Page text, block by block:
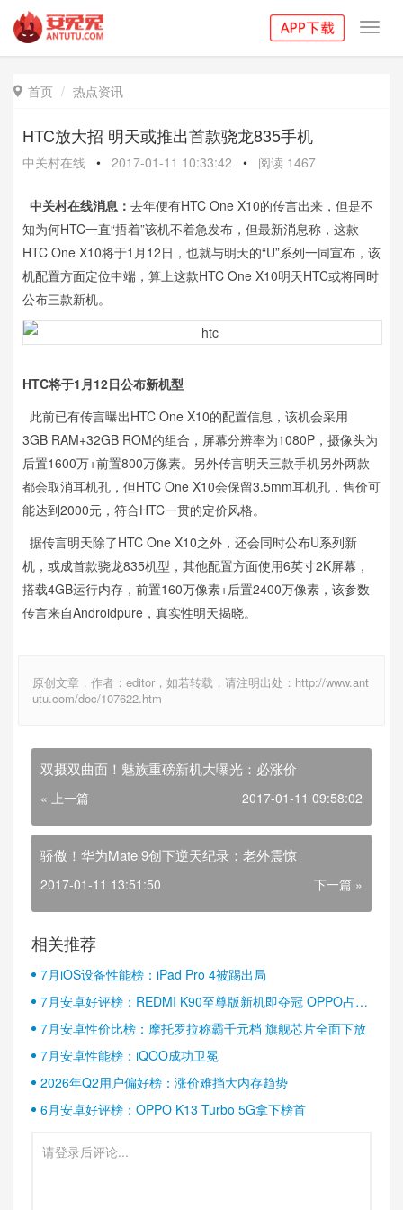
 首页 热点资讯
HTC放大招 明天或推出首款骁龙835手机
中关村在线 • 2017-01-11 10:33:42 • 阅读 1467
中关村在线消息： 去年便有HTC One X10的传言出来，但是不
知为何HTC一直“捂着”该机不着急发布，但最新消息称，这款
HTC One X10将于1月12日，也就与明天的“U”系列一同宣布，该
机配置方面定位中端，算上这款HTC One X10明天HTC或将同时
公布三款新机。
HTC将于1月12日公布新机型
此前已有传言曝出HTC One X10的配置信息，该机会采用
3GB RAM+32GB ROM的组合，屏幕分辨率为1080P，摄像头为
后置1600万+前置800万像素。另外传言明天三款手机另外两款
都会取消耳机孔，但HTC One X10会保留3.5mm耳机孔，售价可
能达到2000元，符合HTC一贯的定价风格。
据传言明天除了HTC One X10之外，还会同时公布U系列新
机，或成首款骁龙835机型，其他配置方面使用6英寸2K屏幕，
搭载4GB运行内存，前置160万像素+后置2400万像素，该参数
传言来自Androidpure，真实性明天揭晓。
原创文章，作者：editor，如若转载，请注明出处：http://www.ant
utu.com/doc/107622.htm
双摄双曲面！魅族重磅新机大曝光：必涨价
« 上一篇 2017-01-11 09:58:02
骄傲！华为Mate 9创下逆天纪录：老外震惊
2017-01-11 13:51:50 下一篇 »
相关推荐
7月iOS设备性能榜：iPad Pro 4被踢出局
7月安卓好评榜：REDMI K90至尊版新机即夺冠 OPPO占据
半壁江山
7月安卓性价比榜：摩托罗拉称霸千元档 旗舰芯片全面下放
7月安卓性能榜：iQOO成功卫冕
2026年Q2用户偏好榜：涨价难挡大内存趋势
6月安卓好评榜：OPPO K13 Turbo 5G拿下榜首